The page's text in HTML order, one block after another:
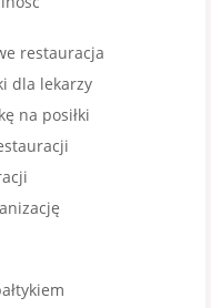
restauracja
dla lekarzy
na posiłki